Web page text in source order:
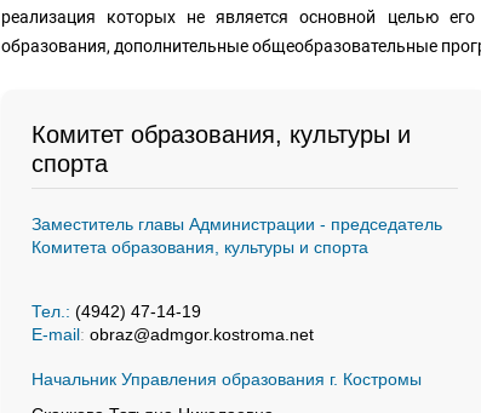
реализация которых не является основной целью
образования, дополнительные общеобразовательные
Комитет образования, культуры и
спорта
Заместитель главы Администрации - председатель
Комитета образования, культуры и спорта
Тел.: (4942) 47-14-19
E-mail: obraz@admgor.kostroma.net
Начальник Управления образования г. Костромы